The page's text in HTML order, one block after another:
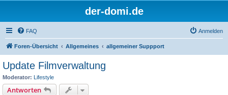
der-domi.de
FAQ Anmelden
Foren-Übersicht Allgemeines allgemeiner Suppport
Update Filmverwaltung
Moderator: Lifestyle
Antworten